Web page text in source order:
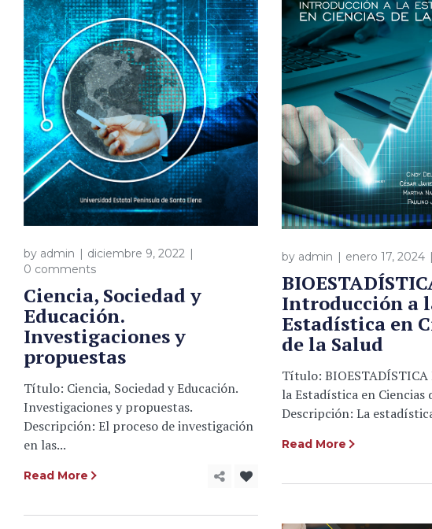
by admin
diciembre 9, 2022
0 comments
Ciencia, Sociedad y
Educación.
Investigaciones y
propuestas
Título: Ciencia, Sociedad y Educación.
Investigaciones y propuestas.
Descripción: El proceso de investigación
en las...
Read More
by admin enero 17, 2024
Introducción a
Estadística en
de la Salud
Título:
la Estadística en Ciencias
Descripción: La
Read More